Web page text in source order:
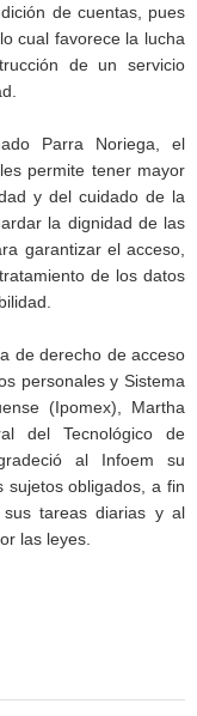
de cuentas, pues
cual favorece la lucha
de un servicio
Parra Noriega, el
permite tener mayor
y del cuidado de la
la dignidad de las
garantizar el acceso,
de los datos
de derecho de acceso
personales y Sistema
(Ipomex), Martha
del Tecnológico de
al Infoem su
sujetos obligados, a fin
tareas diarias y al
las leyes.